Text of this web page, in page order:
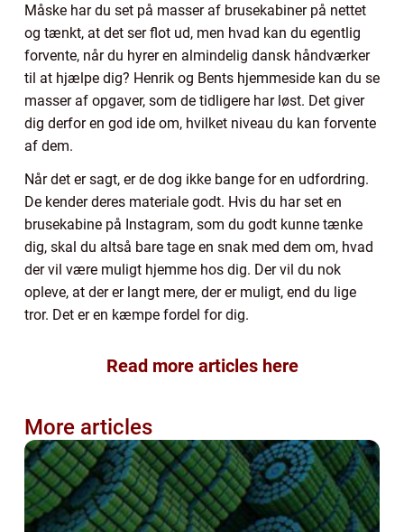
Måske har du set på masser af brusekabiner på nettet
og tænkt, at det ser flot ud, men hvad kan du egentlig
forvente, når du hyrer en almindelig dansk håndværker
til at hjælpe dig? Henrik og Bents hjemmeside kan du se
masser af opgaver, som de tidligere har løst. Det giver
dig derfor en god ide om, hvilket niveau du kan forvente
af dem.
Når det er sagt, er de dog ikke bange for en udfordring.
De kender deres materiale godt. Hvis du har set en
brusekabine på Instagram, som du godt kunne tænke
dig, skal du altså bare tage en snak med dem om, hvad
der vil være muligt hjemme hos dig. Der vil du nok
opleve, at der er langt mere, der er muligt, end du lige
tror. Det er en kæmpe fordel for dig.
Read more articles here
More articles